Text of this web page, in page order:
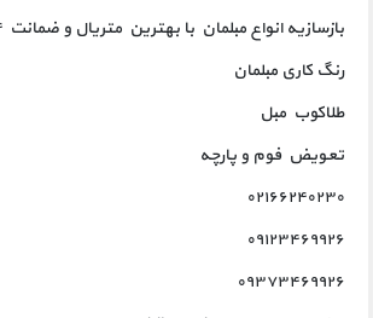
بازسازیه انواع مبلمان با بهترین متریال و ضمانت ۲۴ماه
رنگ کاری مبلمان
طلاکوب مبل
تعویض فوم و پارچه
۰۲۱۶۶۲۴۰۲۳۰
۰۹۱۲۳۴۶۹۹۲۶
۰۹۳۷۳۴۶۹۹۲۶